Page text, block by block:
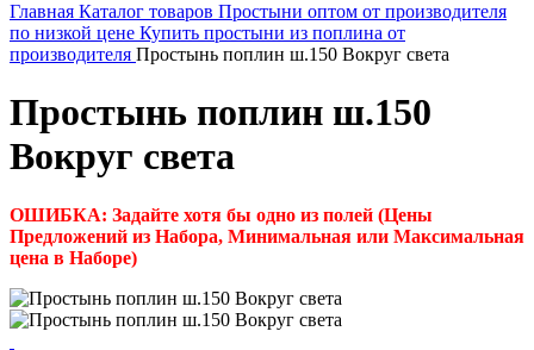
Главная Каталог товаров Простыни оптом от производителя
по низкой цене Купить простыни из поплина от
производителя Простынь поплин ш.150 Вокруг света
Простынь поплин ш.150
Вокруг света
ОШИБКА: Задайте хотя бы одно из полей (Цены
Предложений из Набора, Минимальная или Максимальная
цена в Наборе)